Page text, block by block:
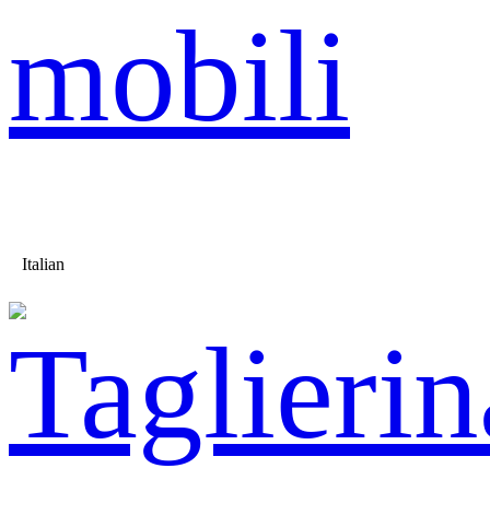
mobili
Italian